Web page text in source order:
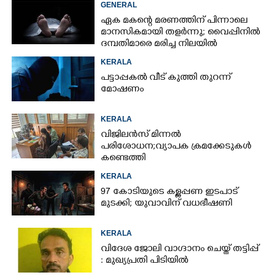
GENERAL
ഏക മകന്റെ മരണത്തിന് പിന്നാലെ
മാനസികമായി തളർന്നു; വൈപ്പിനിൽ
ദമ്പതിമാരെ മരിച്ച നിലയിൽ
കണ്ടെത്തി
KERALA
പട്ടാപ്പകൽ വീട് കുത്തി തുറന്ന്
മോഷണം
KERALA
വിജിലൻസ് മിന്നൽ
പരിശോധന; വ്യാപക ക്രമക്കേടുകൾ
കണ്ടെത്തി
KERALA
97 കോടിയുടെ കള്ളപ്പണ ഇടപാട്
മുടക്കി; യുവാവിന് വധഭീഷണി
KERALA
വിദേശ ജോലി വാഗ്ദാനം ചെയ്ത് തട്ടിപ്പ്
: മുഖ്യപ്രതി പിടിയിൽ